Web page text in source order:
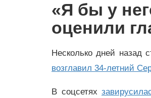
«Я бы у
оценили
Несколько дней назад
возглавил 34-летний
В соцсетях